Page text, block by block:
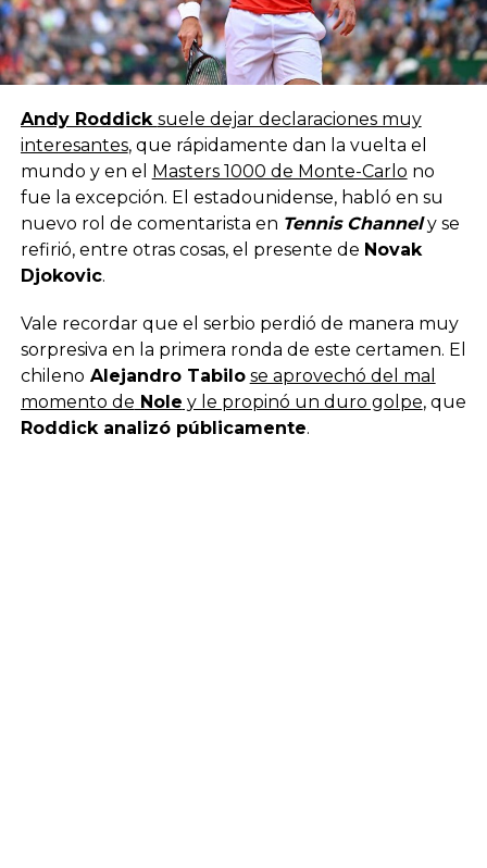
Andy Roddick suele dejar declaraciones muy
interesantes, que rápidamente dan la vuelta el
mundo y en el Masters 1000 de Monte-Carlo no
fue la excepción. El estadounidense, habló en su
nuevo rol de comentarista en Tennis Channely se
refirió, entre otras cosas, el presente de Novak
Djokovic.
Vale recordar que el serbio perdió de manera muy
sorpresiva en la primera ronda de este certamen. El
chileno Alejandro Tabilo se aprovechó del mal
momento de Nole y le propinó un duro golpe, que
Roddick analizó públicamente.